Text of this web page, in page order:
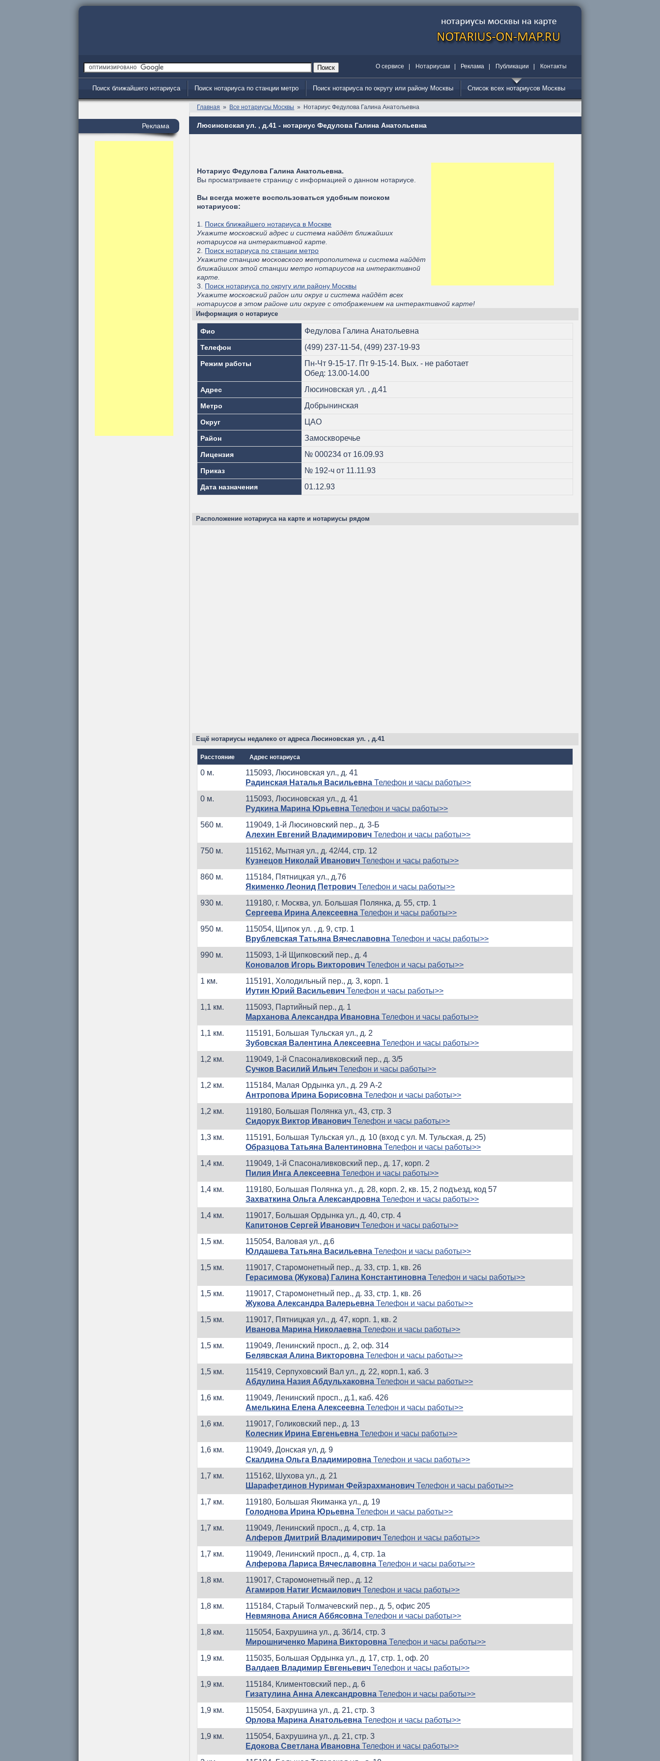
О сервисе Нотариусам| Реклама Публикации Контакты
Поиск ближайшего нотариуса Поиск нотариуса по станции метро Поиск нотариуса по округу или району Москвы Список всех нотариусов Москвы
Реклама
Главная Все нотариусы Москвы Нотариус Федулова Галина Анатольевна
Люсиновская ул. , д.41 - нотариус Федулова Галина Анатольевна
Нотариус Федулова Галина Анатольевна.
Вы просматриваете страницу с информацией о данном нотариусе.
Вы всегда можете воспользоваться удобным поиском
нотариусов:
1. Поиск ближайшего нотариуса в Москве
Укажите московский адрес и система найдёт ближайших
нотариусов на интерактивной карте.
2. Поиск нотариуса по станции метро
Укажите станцию московского метрополитена и система найдёт
ближайшихк этой станции метро нотариусов на интерактивной
карте.
3. Поиск нотариуса по округу или району Москвы
Укажите московский район или округ и система найдёт всех
нотариусов в этом районе или округе с отображением на интерактивной карте!
Информация о нотариусе
Фио Федулова Галина Анатольевна
Телефон (499) 237-11-54, (499) 237-19-93
Режим работы
Пн-Чт 9-15-17. Пт 9-15-14. Вых. - не работает
Обед: 13.00-14.00
Адрес Люсиновская ул. , д.41
Метро Добрынинская
Округ ЦАО
Район Замоскворечье
Лицензия № 000234 от 16.09.93
Приказ № 192-ч от 11.11.93
Дата назначения 01.12.93
Расположение нотариуса на карте и нотариусы рядом
Ещё нотариусы недалеко от адреса Люсиновская ул. , д.41
Расстояние Адрес нотариуса
0 м.
115093, Люсиновская ул., д. 41
Радинская Наталья Васильевна Телефон и часы работы>>
0 м.
115093, Люсиновская ул., д. 41
Рудкина Марина Юрьевна Телефон и часы работы>>
560 м.
119049, 1-й Люсиновский пер., д. 3-Б
Алехин Евгений Владимирович Телефон и часы работы>>
750 м.
115162, Мытная ул., д. 42/44, стр. 12
Кузнецов Николай Иванович Телефон и часы работы>>
860 м.
115184, Пятницкая ул., д.76
Якименко Леонид Петрович Телефон и часы работы>>
930 м.
119180, г. Москва, ул. Большая Полянка, д. 55, стр. 1
Сергеева Ирина Алексеевна Телефон и часы работы>>
950 м.
115054, Щипок ул. , д. 9, стр. 1
Врублевская Татьяна Вячеславовна Телефон и часы работы>>
990 м.
115093, 1-й Щипковский пер., д. 4
Коновалов Игорь Викторович Телефон и часы работы>>
1 км.
115191, Холодильный пер., д. 3, корп. 1
Иутин Юрий Васильевич Телефон и часы работы>>
1,1 км.
115093, Партийный пер., д. 1
Марханова Александра Ивановна Телефон и часы работы>>
1,1 км.
115191, Большая Тульская ул., д. 2
Зубовская Валентина Алексеевна Телефон и часы работы>>
1,2 км.
119049, 1-й Спасоналивковский пер., д. 3/5
Сучков Василий Ильич Телефон и часы работы>>
1,2 км.
115184, Малая Ордынка ул., д. 29 А-2
Антропова Ирина Борисовна Телефон и часы работы>>
1,2 км.
119180, Большая Полянка ул., 43, стр. 3
Сидорук Виктор Иванович Телефон и часы работы>>
1,3 км.
115191, Большая Тульская ул., д. 10 (вход с ул. М. Тульская, д. 25)
Образцова Татьяна Валентиновна Телефон и часы работы>>
1,4 км.
119049, 1-й Спасоналивковский пер., д. 17, корп. 2
Пилия Инга Алексеевна Телефон и часы работы>>
1,4 км.
119180, Большая Полянка ул., д. 28, корп. 2, кв. 15, 2 подъезд, код 57
Захваткина Ольга Александровна Телефон и часы работы>>
1,4 км.
119017, Большая Ордынка ул., д. 40, стр. 4
Капитонов Сергей Иванович Телефон и часы работы>>
1,5 км.
115054, Валовая ул., д.6
Юлдашева Татьяна Васильевна Телефон и часы работы>>
1,5 км.
119017, Старомонетный пер., д. 33, стр. 1, кв. 26
Герасимова (Жукова) Галина Константиновна Телефон и часы работы>>
1,5 км.
119017, Старомонетный пер., д. 33, стр. 1, кв. 26
Жукова Александра Валерьевна Телефон и часы работы>>
1,5 км.
119017, Пятницкая ул., д. 47, корп. 1, кв. 2
Иванова Марина Николаевна Телефон и часы работы>>
1,5 км.
119049, Ленинский просп., д. 2, оф. 314
Белявская Алина Викторовна Телефон и часы работы>>
1,5 км.
115419, Серпуховский Вал ул., д. 22, корп.1, каб. 3
Абдулина Назия Абдульхаковна Телефон и часы работы>>
1,6 км.
119049, Ленинский просп., д.1, каб. 426
Амелькина Елена Алексеевна Телефон и часы работы>>
1,6 км.
119017, Голиковский пер., д. 13
Колесник Ирина Евгеньевна Телефон и часы работы>>
1,6 км.
119049, Донская ул, д. 9
Скалдина Ольга Владимировна Телефон и часы работы>>
1,7 км.
115162, Шухова ул., д. 21
Шарафетдинов Нуриман Фейзрахманович Телефон и часы работы>>
1,7 км.
119180, Большая Якиманка ул., д. 19
Голоднова Ирина Юрьевна Телефон и часы работы>>
1,7 км.
119049, Ленинский просп., д. 4, стр. 1а
Алферов Дмитрий Владимирович Телефон и часы работы>>
1,7 км.
119049, Ленинский просп., д. 4, стр. 1а
Алферова Лариса Вячеславовна Телефон и часы работы>>
1,8 км.
119017, Старомонетный пер., д. 12
Агамиров Натиг Исмаилович Телефон и часы работы>>
1,8 км.
115184, Старый Толмачевский пер., д. 5, офис 205
Невмянова Анися Аббясовна Телефон и часы работы>>
1,8 км.
115054, Бахрушина ул., д. 36/14, стр. 3
Мирошниченко Марина Викторовна Телефон и часы работы>>
1,9 км.
115035, Большая Ордынка ул., д. 17, стр. 1, оф. 20
Валдаев Владимир Евгеньевич Телефон и часы работы>>
1,9 км.
115184, Климентовский пер., д. 6
Гизатулина Анна Александровна Телефон и часы работы>>
1,9 км.
115054, Бахрушина ул., д. 21, стр. 3
Орлова Марина Анатольевна Телефон и часы работы>>
1,9 км.
115054, Бахрушина ул., д. 21, стр. 3
Едокова Светлана Ивановна Телефон и часы работы>>